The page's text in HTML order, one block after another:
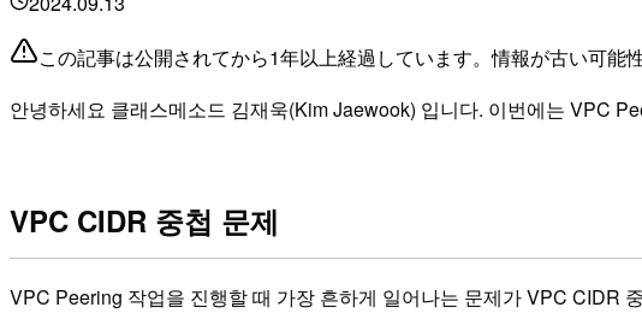
この記事は公開されてから1年以上経過しています。情報が古い可能
안녕하세요 클래스메소드 김재욱(Kim Jaewook) 입니다. 이번에는 VPC
VPC CIDR 중첩 문제
VPC Peering 작업을 진행할 때 가장 흔하게 일어나는 문제가 VPC CIDR